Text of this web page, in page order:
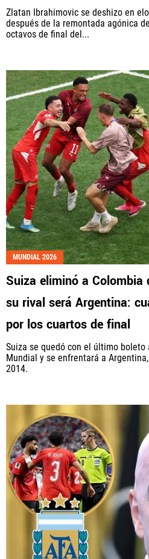
Zlatan Ibrahimovic se deshizo en
después de la remontada agónica
octavos de final del...
MUNDIAL 2026
Suiza eliminó a Colombia
su rival será Argentina:
por los cuartos de final
Suiza se quedó con el último
Mundial y se enfrentará a
2014.